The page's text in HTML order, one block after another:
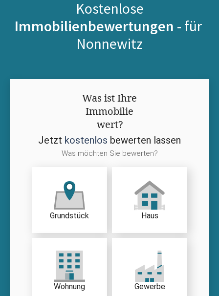
Kostenlose
Immobilienbewertungen - für
Nonnewitz
Was ist Ihre
Immobilie
wert?
Jetzt kostenlos bewerten lassen
Was möchten Sie bewerten?
Grundstück Haus
Wohnung Gewerbe